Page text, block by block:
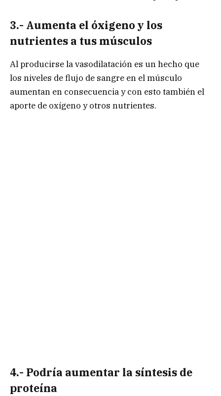
3.- Aumenta el óxigeno y los
nutrientes a tus músculos
Al producirse la vasodilatación es un hecho que
los niveles de flujo de sangre en el músculo
aumentan en consecuencia y con esto también el
aporte de oxígeno y otros nutrientes.
4.- Podría aumentar la síntesis de
proteína